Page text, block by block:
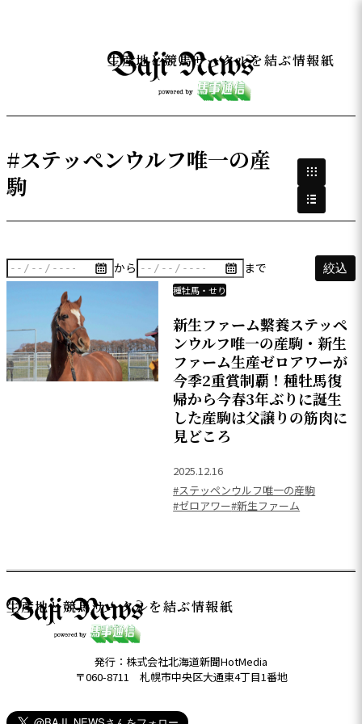
生産地と競馬サークルを結ぶ情報紙
#ステッペンウルフ唯一の産
駒
から まで 絞込
種牡馬・せり
新生ファーム繫養ステッペ
ンウルフ唯一の産駒・新生
ファーム生産ゼロアワーが
今季2重賞制覇！種牡馬復
帰から今春3年ぶりに誕生
した産駒は父譲りの筋肉に
見どころ
2025.12.16
#ステッペンウルフ唯一の産駒
#ゼロアワー#新生ファーム
生産地と競馬サークルを結ぶ情報紙
発行：株式会社北海道新聞HotMedia
〒060-8711 札幌市中央区大通東4丁目1番地